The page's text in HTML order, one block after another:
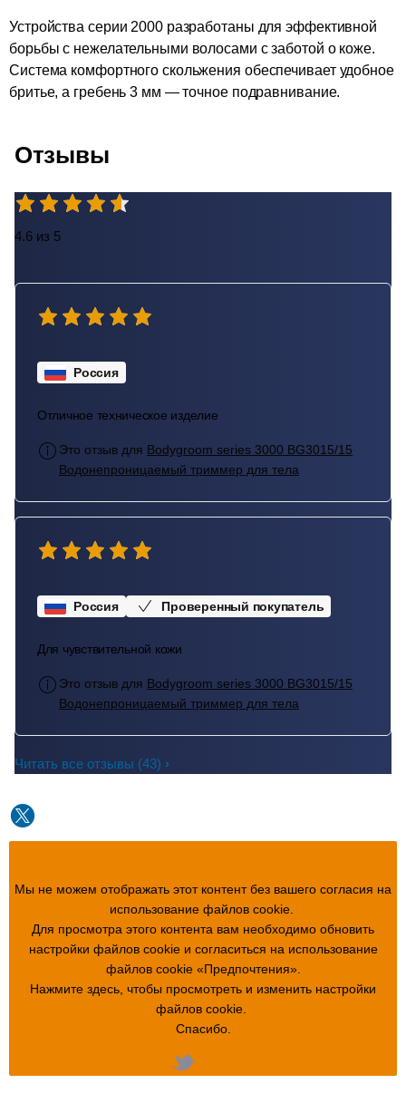
Устройства серии 2000 разработаны для эффективной
борьбы с нежелательными волосами с заботой о коже.
Система комфортного скольжения обеспечивает удобное
бритье, а гребень 3 мм — точное подравнивание.
Отзывы
4.6 из 5
Россия
Отличное техническое изделие
Это отзыв для Bodygroom series 3000 BG3015/15
Водонепроницаемый триммер для тела
Россия Проверенный покупатель
Для чувствительной кожи
Это отзыв для Bodygroom series 3000 BG3015/15
Водонепроницаемый триммер для тела
Читать все отзывы (43)
Мы не можем отображать этот контент без вашего согласия на
использование файлов cookie.
Для просмотра этого контента вам необходимо обновить
настройки файлов cookie и согласиться на использование
файлов cookie «Предпочтения».
Нажмите здесь, чтобы просмотреть и изменить настройки
файлов cookie.
Спасибо.